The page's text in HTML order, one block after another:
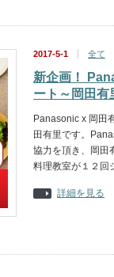
2017-5-1 全て
新企画！
ート～岡田有
Panasonic x 岡田
田有里です。
協力を頂き、岡田
料理教室が１２
詳細を見る